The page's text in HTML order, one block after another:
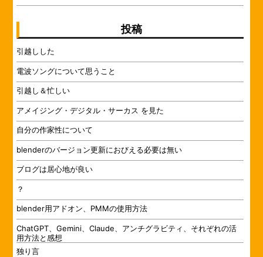
投稿
引越しした
電波ソングについて思うこと
引越し＆忙しい
アメイジング・デジタル・サーカス を見た
自分の作家性について
blenderのバージョン更新におびえる必要は無い
ブログは居心地が良い
？
blender用アドオン、PMMの使用方法
ChatGPT、Gemini、Claude、アンチグラビティ、それぞれの活
用方法と感想
独り言